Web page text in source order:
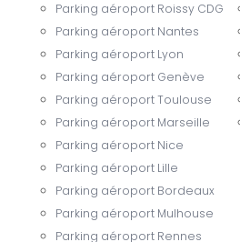
Parking aéroport Roissy CDG
Parking aéroport Nantes
Parking aéroport Lyon
Parking aéroport Genève
Parking aéroport Toulouse
Parking aéroport Marseille
Parking aéroport Nice
Parking aéroport Lille
Parking aéroport Bordeaux
Parking aéroport Mulhouse
Parking aéroport Rennes